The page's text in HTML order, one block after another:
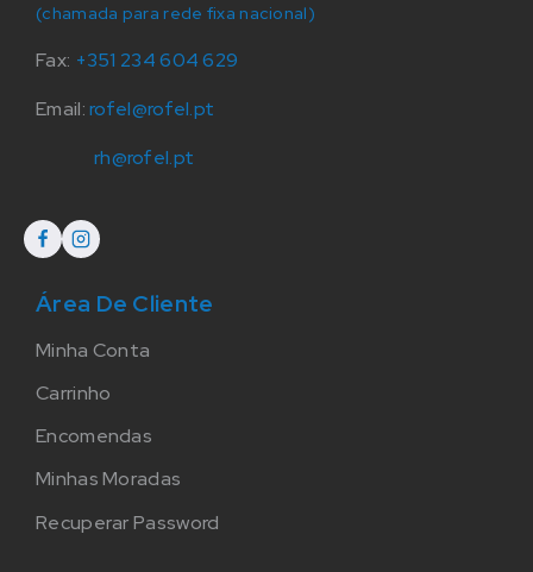
(chamada para rede fixa nacional)
Fax: +351 234 604 629
Email:rofel@rofel.pt
rh@rofel.pt
Área De Cliente
Minha Conta
Carrinho
Encomendas
Minhas Moradas
Recuperar Password